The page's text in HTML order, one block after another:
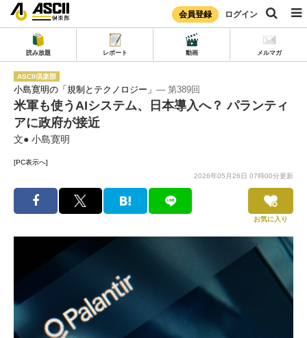
会員登録 ログイン
読み放題 レポート 動画 メルマガ
ASCII倶楽部
小島寛明の「規制とテクノロジー」 ― 第389回
米軍も使うAIシステム、日本導入へ？ パランティ
アに政府が接近
文● 小島寛明
[PC表示へ]
2026年05月26日 07時00分更新
お気に入り